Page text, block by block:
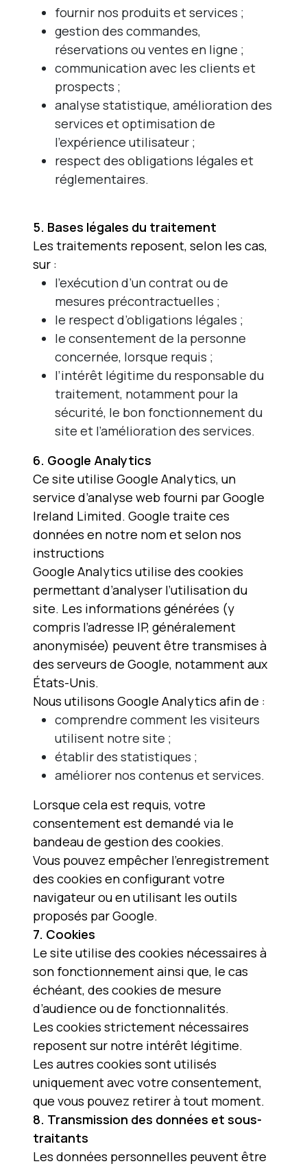
fournir nos produits et services ;
gestion des commandes,
réservations ou ventes en ligne ;
communication avec les clients et
prospects ;
analyse statistique, amélioration des
services et optimisation de
l’expérience utilisateur ;
respect des obligations légales et
réglementaires.
5. Bases légales du traitement
Les traitements reposent, selon les cas,
sur :
l’exécution d’un contrat ou de
mesures précontractuelles ;
le respect d’obligations légales ;
le consentement de la personne
concernée, lorsque requis ;
l’intérêt légitime du responsable du
traitement, notamment pour la
sécurité, le bon fonctionnement du
site et l’amélioration des services.
6. Google Analytics
Ce site utilise Google Analytics, un
service d’analyse web fourni par Google
Ireland Limited. Google traite ces
données en notre nom et selon nos
instructions
Google Analytics utilise des cookies
permettant d’analyser l’utilisation du
site. Les informations générées (y
compris l’adresse IP, généralement
anonymisée) peuvent être transmises à
des serveurs de Google, notamment aux
États-Unis.
Nous utilisons Google Analytics afin de :
comprendre comment les visiteurs
utilisent notre site ;
établir des statistiques ;
améliorer nos contenus et services.
Lorsque cela est requis, votre
consentement est demandé via le
bandeau de gestion des cookies.
Vous pouvez empêcher l’enregistrement
des cookies en configurant votre
navigateur ou en utilisant les outils
proposés par Google.
7. Cookies
Le site utilise des cookies nécessaires à
son fonctionnement ainsi que, le cas
échéant, des cookies de mesure
d’audience ou de fonctionnalités.
Les cookies strictement nécessaires
reposent sur notre intérêt légitime.
Les autres cookies sont utilisés
uniquement avec votre consentement,
que vous pouvez retirer à tout moment.
8. Transmission des données et sous-
traitants
Les données personnelles peuvent être